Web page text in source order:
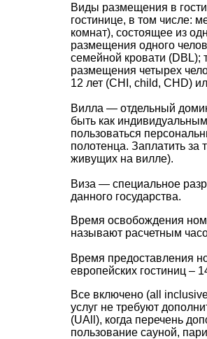
Виды размещения в
гостинице, в том числе:
комнат), состоящее из
размещения одного
семейной кровати
размещения четырех
12 лет (СHI, child, CHD)
Вилла — отдельный
быть как
пользоваться
полотенца. Заплатить за
живущих на вилле).
Виза — специальное
данного государства.
Время освобождения
называют расчетным
Время предоставления
европейских гостиниц –
Все включено (all
услуг не требуют
(UAll), когда перечень
пользование сауной,